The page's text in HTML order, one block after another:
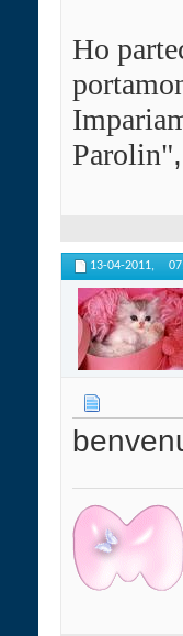
Ho
Parolin",
13-04-2011,